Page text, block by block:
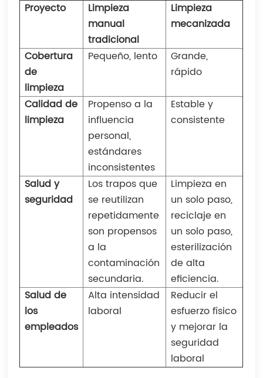
Proyecto
Limpieza
manual
tradicional
Limpieza
mecanizada
Cobertura
de
limpieza
Pequeño, lento
Grande,
rápido
Calidad de
limpieza
Propenso a la
influencia
personal,
estándares
inconsistentes
Estable y
consistente
Salud y
seguridad
Los trapos que
se reutilizan
repetidamente
son propensos
a la
contaminación
secundaria.
Limpieza en
un solo paso,
reciclaje en
un solo paso,
esterilización
de alta
eficiencia.
Salud de
los
empleados
Alta intensidad
laboral
Reducir el
esfuerzo físico
y mejorar la
seguridad
laboral